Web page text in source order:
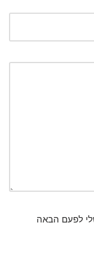
לפעם הבאה